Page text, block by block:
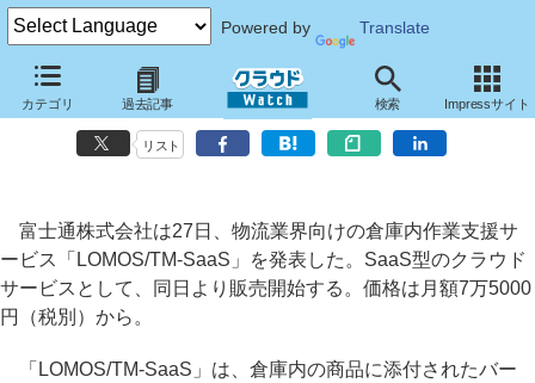
Powered by Translate
カテゴリ 過去記事 検索 Impressサイト
富士通、無線ハンディターミナルを活用するSaaS型の倉庫内作業支援
システム
リスト
富士通株式会社は27日、物流業界向けの倉庫内作業支援サ
ービス「LOMOS/TM-SaaS」を発表した。SaaS型のクラウド
サービスとして、同日より販売開始する。価格は月額7万5000
円（税別）から。
「LOMOS/TM-SaaS」は、倉庫内の商品に添付されたバー